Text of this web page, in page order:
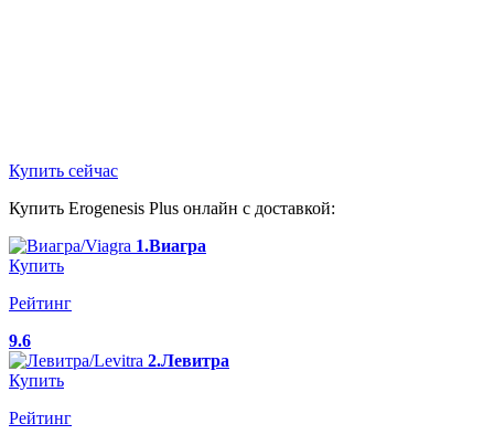
Купить сейчас
Купить Erogenesis Plus онлайн с доставкой:
1.Виагра
Купить
Рейтинг
9.6
2.Левитра
Купить
Рейтинг